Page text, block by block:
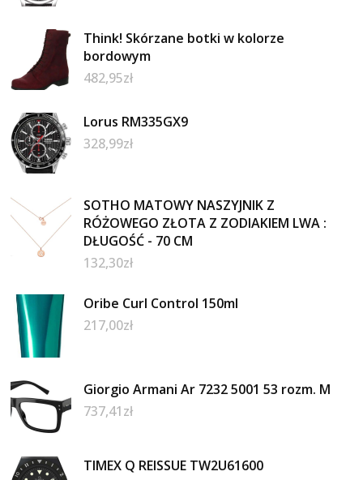
Think! Skórzane botki w kolorze
bordowym
482,95zł
Lorus RM335GX9
328,99zł
SOTHO MATOWY NASZYJNIK Z
RÓŻOWEGO ZŁOTA Z ZODIAKIEM LWA :
DŁUGOŚĆ - 70 CM
132,30zł
Oribe Curl Control 150ml
217,00zł
Giorgio Armani Ar 7232 5001 53 rozm. M
737,41zł
TIMEX Q REISSUE TW2U61600